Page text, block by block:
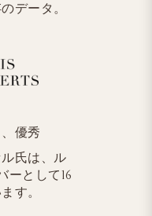
データ。
優秀
氏は、ル
ーとして16
す。